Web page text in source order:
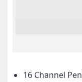
16 Channel